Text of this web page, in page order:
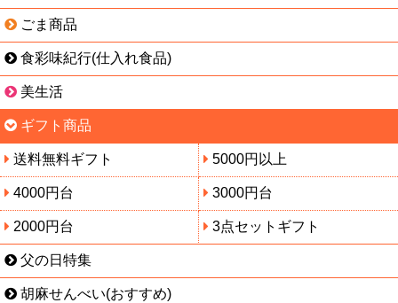
ごま商品
食彩味紀行(仕入れ食品)
美生活
ギフト商品
送料無料ギフト 5000円以上
4000円台 3000円台
2000円台 3点セットギフト
父の日特集
胡麻せんべい(おすすめ)